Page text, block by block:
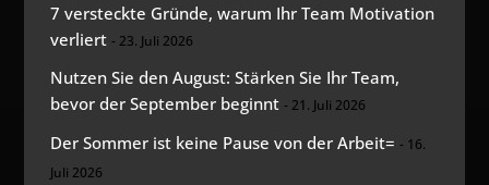
7 versteckte Gründe, warum Ihr Team Motivation
verliert
23. Juli 2026
Nutzen Sie den August: Stärken Sie Ihr Team,
bevor der September beginnt
21. Juli 2026
Der Sommer ist keine Pause von der Arbeit=
16.
Juli 2026